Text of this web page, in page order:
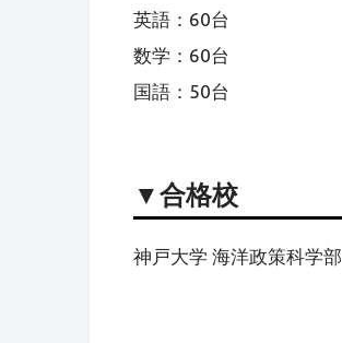
英語：60台
数学：60台
国語：50台
▼合格校
神戸大学 海洋政策科学部